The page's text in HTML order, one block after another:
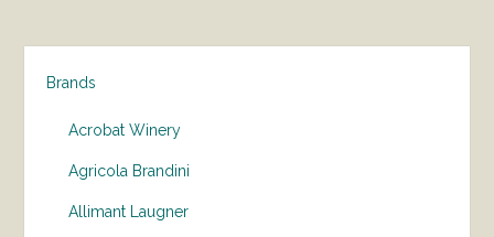
Brands
Acrobat Winery
Agricola Brandini
Allimant Laugner